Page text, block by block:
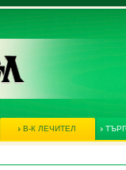
В-К ЛЕЧИТЕЛ